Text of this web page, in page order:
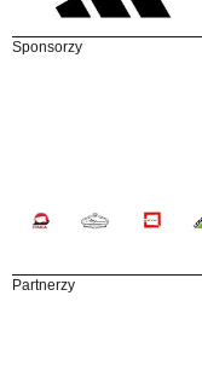
Sponsorzy
Partnerzy